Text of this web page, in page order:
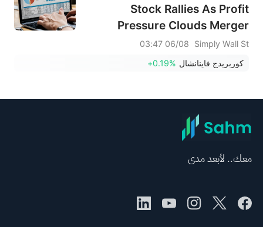
Stock Rallies As Profit
Pressure Clouds Merger
Upside
Simply Wall St
06/08 03:47
كوربريدج فاينانشال +0.19%
معك.. لأبعد مدى